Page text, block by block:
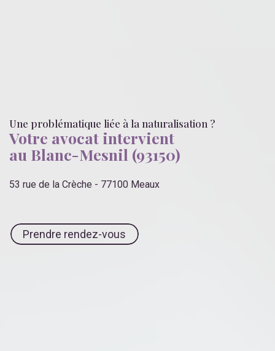
Une problématique liée à la naturalisation ?
Votre avocat intervient
au Blanc-Mesnil (93150)
53 rue de la Crèche - 77100 Meaux
Prendre rendez-vous